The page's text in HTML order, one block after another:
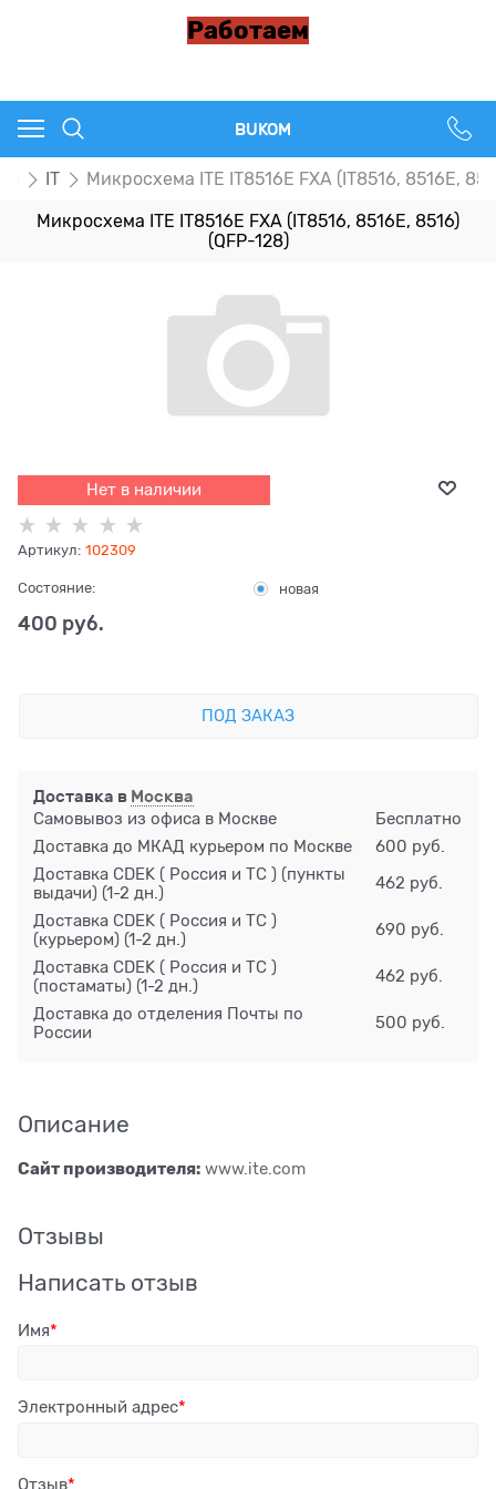
Работаем
BUKOM
IT Микросхема ITE IT8516E FXA (IT8516, 8516E,
Микросхема ITE IT8516E FXA (IT8516, 8516E, 8516)
(QFP-128)
Нет в наличии
Артикул: 102309
Состояние: новая
400 руб.
ПОД ЗАКАЗ
Доставка в Москва
Самовывоз из офиса в Москве
Бесплатно
Доставка до МКАД курьером по Москве
600 руб.
Доставка CDEK ( Россия и ТС ) (пункты
выдачи) (1-2 дн.)
462 руб.
Доставка CDEK ( Россия и ТС )
(курьером) (1-2 дн.)
690 руб.
Доставка CDEK ( Россия и ТС )
(постаматы) (1-2 дн.)
462 руб.
Доставка до отделения Почты по
России
500 руб.
Описание
Сайт производителя: www.ite.com
Отзывы
Написать отзыв
Имя
Электронный адрес
Отзыв